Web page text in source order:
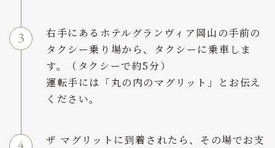
右手にあるホテルグランヴィア岡山の手前の
タクシー乗り場から、タクシーに乗車しま
す。（タクシーで約5分）
運転手には「丸の内のマグリット」とお伝え
ください。
ザ マグリットに到着されたら、その場でお支